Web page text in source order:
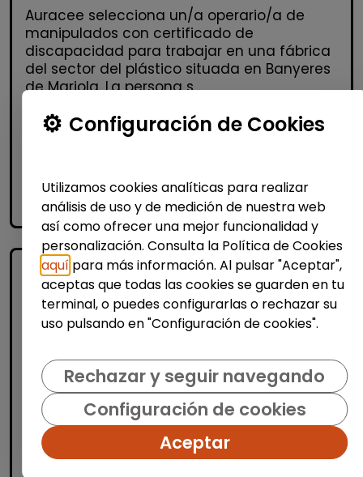
Auracee selecciona un/a operario/a de
manipulados con certificado de
discapacidad para trabajar en una fábrica
del sector del plástico situada en Banyeres
de Mariola. La persona s...
% de respuesta: 100,00%
accessibility_newPersonas con discapacidad
Logística, Almacén y Compras
Operario/a industrial de
manipulados - mañanas (banyeres
de mariola)
Configuración de Cookies
Utilizamos cookies analíticas para realizar
análisis de uso y de medición de nuestra web
así como ofrecer una mejor funcionalidad y
personalización. Consulta la Política de Cookies
aquí para más información. Al pulsar "Aceptar",
aceptas que todas las cookies se guarden en tu
terminal, o puedes configurarlas o rechazar su
uso pulsando en "Configuración de cookies".
Rechazar y seguir navegando
Configuración de cookies
Aceptar